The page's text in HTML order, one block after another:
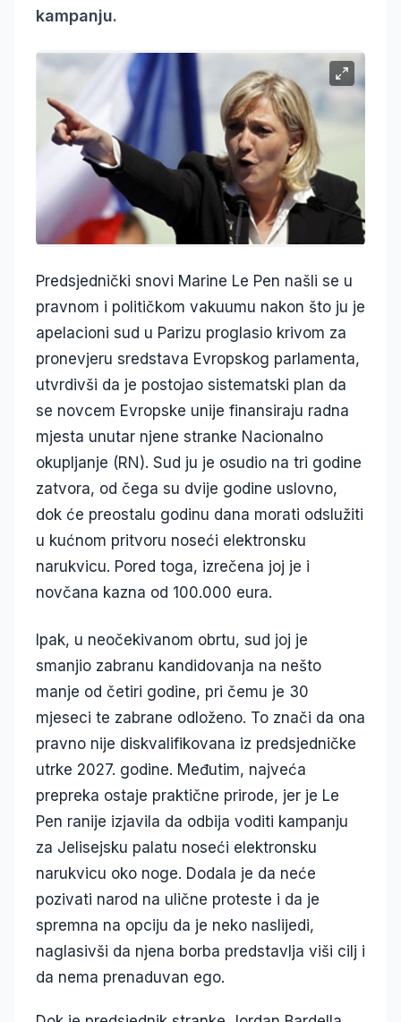
kampanju.
Predsjednički snovi Marine Le Pen našli se u
pravnom i političkom vakuumu nakon što ju je
apelacioni sud u Parizu proglasio krivom za
pronevjeru sredstava Evropskog parlamenta,
utvrdivši da je postojao sistematski plan da
se novcem Evropske unije finansiraju radna
mjesta unutar njene stranke Nacionalno
okupljanje (RN). Sud ju je osudio na tri godine
zatvora, od čega su dvije godine uslovno,
dok će preostalu godinu dana morati odslužiti
u kućnom pritvoru noseći elektronsku
narukvicu. Pored toga, izrečena joj je i
novčana kazna od 100.000 eura.
Ipak, u neočekivanom obrtu, sud joj je
smanjio zabranu kandidovanja na nešto
manje od četiri godine, pri čemu je 30
mjeseci te zabrane odloženo. To znači da ona
pravno nije diskvalifikovana iz predsjedničke
utrke 2027. godine. Međutim, najveća
prepreka ostaje praktične prirode, jer je Le
Pen ranije izjavila da odbija voditi kampanju
za Jelisejsku palatu noseći elektronsku
narukvicu oko noge. Dodala je da neće
pozivati narod na ulične proteste i da je
spremna na opciju da je neko naslijedi,
naglasivši da njena borba predstavlja viši cilj i
da nema prenaduvan ego.